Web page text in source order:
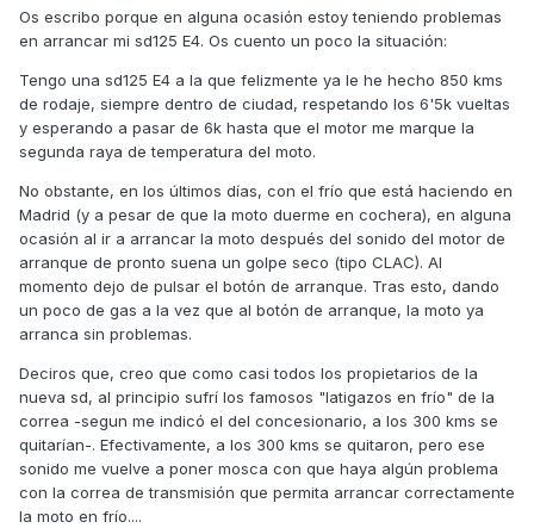
Os escribo porque en alguna ocasión estoy teniendo problemas
en arrancar mi sd125 E4. Os cuento un poco la situación:
Tengo una sd125 E4 a la que felizmente ya le he hecho 850 kms
de rodaje, siempre dentro de ciudad, respetando los 6'5k vueltas
y esperando a pasar de 6k hasta que el motor me marque la
segunda raya de temperatura del moto.
No obstante, en los últimos días, con el frío que está haciendo en
Madrid (y a pesar de que la moto duerme en cochera), en alguna
ocasión al ir a arrancar la moto después del sonido del motor de
arranque de pronto suena un golpe seco (tipo CLAC). Al
momento dejo de pulsar el botón de arranque. Tras esto, dando
un poco de gas a la vez que al botón de arranque, la moto ya
arranca sin problemas.
Deciros que, creo que como casi todos los propietarios de la
nueva sd, al principio sufrí los famosos "latigazos en frío" de la
correa -segun me indicó el del concesionario, a los 300 kms se
quitarían-. Efectivamente, a los 300 kms se quitaron, pero ese
sonido me vuelve a poner mosca con que haya algún problema
con la correa de transmisión que permita arrancar correctamente
la moto en frío....